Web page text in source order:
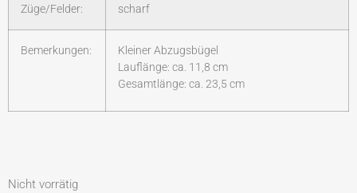
Züge/Felder:
scharf
Bemerkungen:
Kleiner Abzugsbügel
Lauflänge: ca. 11,8 cm
Gesamtlänge: ca. 23,5 cm
Nicht vorrätig